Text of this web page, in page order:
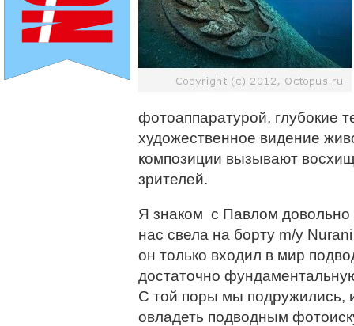
фотоаппаратурой, глубокие
художественное видение
композиции вызывают
зрителей.
Я знаком с Павлом довольно
нас свела на борту m/y
он только входил в мир
достаточно
С той поры мы подружились,
овладеть подводным